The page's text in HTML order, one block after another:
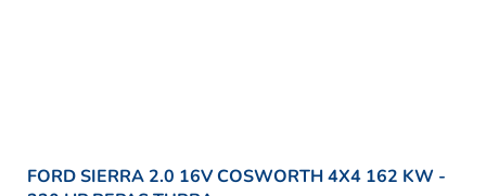
FORD SIERRA 2.0 16V COSWORTH 4X4 162 KW -